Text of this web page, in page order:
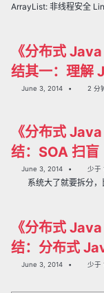
ArrayList: 非线程安全
《分布式
结其一：理解
June 3, 2014 2 分
《分布式
结：SOA 扫盲
June 3, 2014 少于
系统大了就要拆分，
《分布式
结：分布式
June 3, 2014 少于